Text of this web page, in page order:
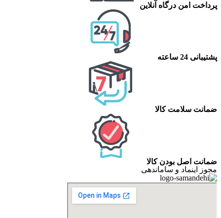
پرداخت امن درگاه آنلاین
پشتیبانی 24 ساعته
ضمانت سلامت کالا
ضمانت اصل بودن کالا
مجوز اینماد و ساماندهی